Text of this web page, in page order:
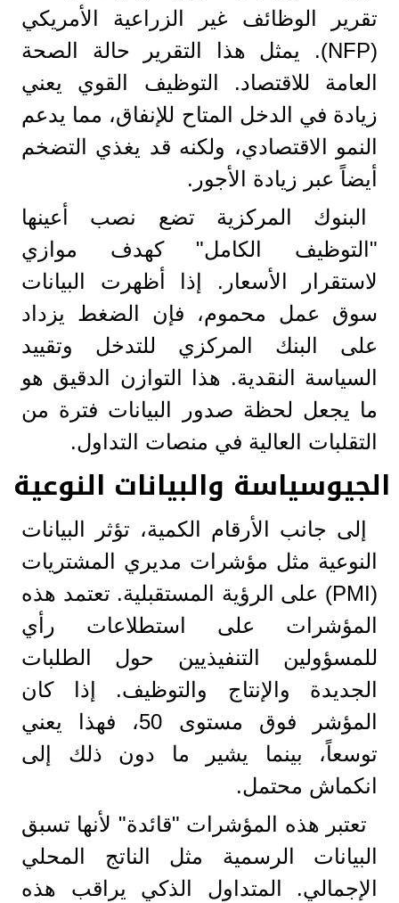
تقرير الوظائف غير الزراعية الأمريكي
(NFP). يمثل هذا التقرير حالة الصحة
العامة للاقتصاد. التوظيف القوي يعني
زيادة في الدخل المتاح للإنفاق، مما يدعم
النمو الاقتصادي، ولكنه قد يغذي التضخم
أيضاً عبر زيادة الأجور.
البنوك المركزية تضع نصب أعينها
"التوظيف الكامل" كهدف موازي
لاستقرار الأسعار. إذا أظهرت البيانات
سوق عمل محموم، فإن الضغط يزداد
على البنك المركزي للتدخل وتقييد
السياسة النقدية. هذا التوازن الدقيق هو
ما يجعل لحظة صدور البيانات فترة من
التقلبات العالية في منصات التداول.
الجيوسياسة والبيانات النوعية
إلى جانب الأرقام الكمية، تؤثر البيانات
النوعية مثل مؤشرات مديري المشتريات
(PMI) على الرؤية المستقبلية. تعتمد هذه
المؤشرات على استطلاعات رأي
للمسؤولين التنفيذيين حول الطلبات
الجديدة والإنتاج والتوظيف. إذا كان
المؤشر فوق مستوى 50، فهذا يعني
توسعاً، بينما يشير ما دون ذلك إلى
انكماش محتمل.
تعتبر هذه المؤشرات "قائدة" لأنها تسبق
البيانات الرسمية مثل الناتج المحلي
الإجمالي. المتداول الذكي يراقب هذه